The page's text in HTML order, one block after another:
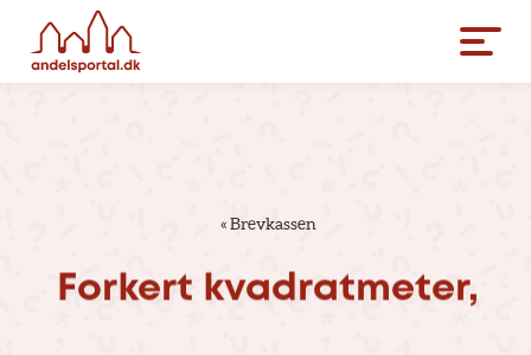
«Brevkassen
Forkert kvadratmeter,